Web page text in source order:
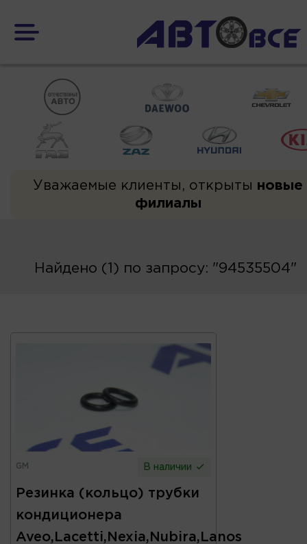
Уважаемые клиенты, открыты новые
филиалы
Найдено (1) по запросу: "94535504"
GM В наличии
Резинка (кольцо) трубки
кондиционера
Aveo,Lacetti,Nexia,Nubira,Lanos